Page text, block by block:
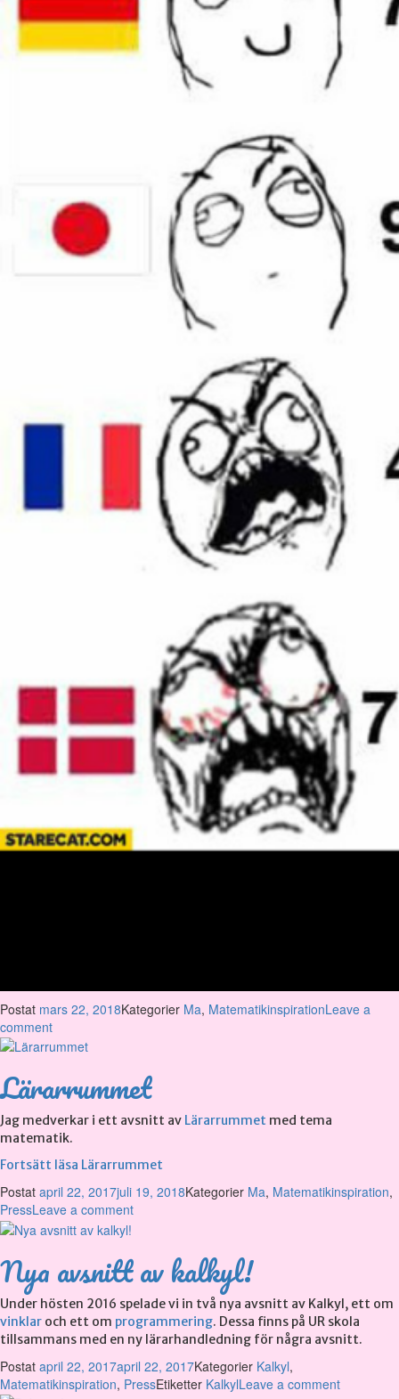
Postat mars 22, 2018Kategorier Ma, MatematikinspirationLeave a
comment
Lärarrummet
Jag medverkar i ett avsnitt av Lärarrummet med tema
matematik.
Fortsätt läsa Lärarrummet
Postat april 22, 2017juli 19, 2018Kategorier Ma, Matematikinspiration,
PressLeave a comment
Nya avsnitt av kalkyl!
Under hösten 2016 spelade vi in två nya avsnitt av Kalkyl, ett om
vinklar och ett om programmering. Dessa finns på UR skola
tillsammans med en ny lärarhandledning för några avsnitt.
Postat april 22, 2017april 22, 2017Kategorier Kalkyl,
Matematikinspiration, PressEtiketter KalkylLeave a comment